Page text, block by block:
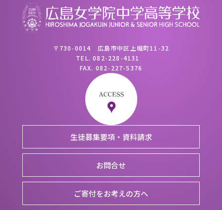
〒730-0014 広島市中区上幟町11-32
TEL.082-228-4131
FAX. 082-227-5376
生徒募集要項・資料請求
お問合せ
ご寄付をお考えの方へ